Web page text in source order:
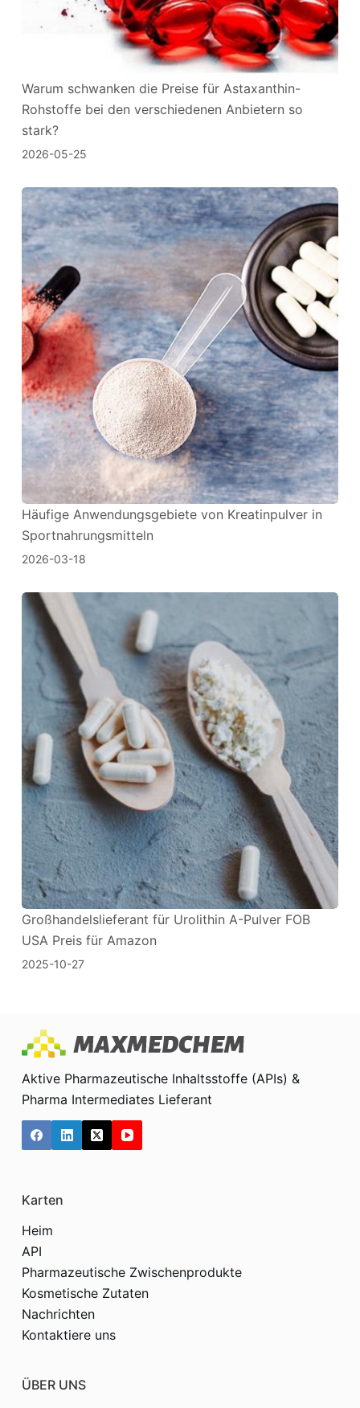
Warum schwanken die Preise für Astaxanthin-
Rohstoffe bei den verschiedenen Anbietern so
stark?
2026-05-25
Häufige Anwendungsgebiete von Kreatinpulver in
Sportnahrungsmitteln
2026-03-18
Großhandelslieferant für Urolithin A-Pulver FOB
USA Preis für Amazon
2025-10-27
Aktive Pharmazeutische Inhaltsstoffe (APIs) &
Pharma Intermediates Lieferant
Karten
Heim
API
Pharmazeutische Zwischenprodukte
Kosmetische Zutaten
Nachrichten
Kontaktiere uns
ÜBER UNS